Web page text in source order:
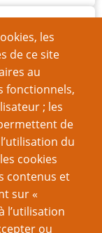
les
de ce site
au
fonctionnels,
; les
de
du
cookies
contenus et
sur «
l’utilisation
ou